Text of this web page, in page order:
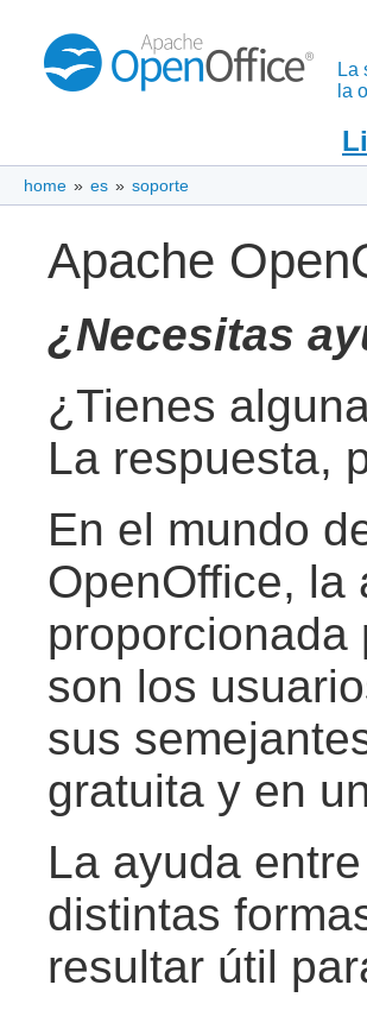
La
la
home » es » soporte
Apache
¿Necesitas
¿Tienes
La respuesta,
En el mundo
OpenOffice, la
proporcionada
son los
sus
gratuita y en
La ayuda
distintas
resultar útil